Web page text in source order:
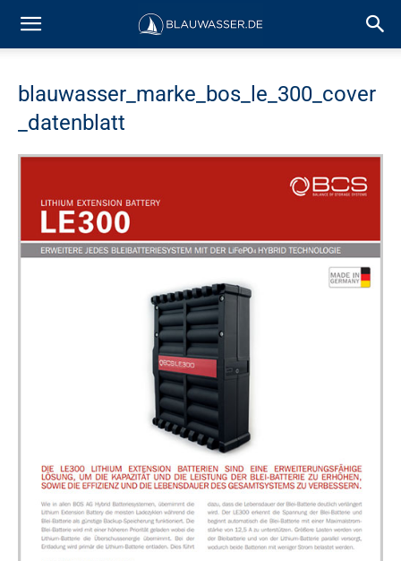
blauwasser_marke_bos_le_300_cover
_datenblatt